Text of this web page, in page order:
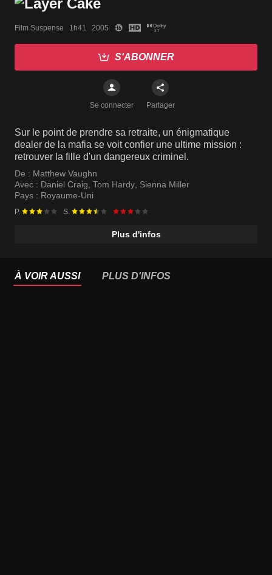
Film Suspense   1h41   2005
S'ABONNER
Se connecter Partager
Sur le point de prendre sa retraite, un énigmatique
dealer de la mafia se voit confier une ultime mission :
retrouver la fille d'un dangereux criminel.
De : Matthew Vaughn
Avec : Daniel Craig, Tom Hardy, Sienna Miller
Pays : Royaume-Uni
P. S.
Plus d'infos
À VOIR AUSSI PLUS D'INFOS